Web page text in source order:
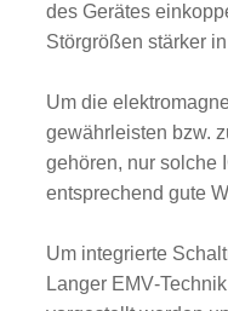
des Gerätes
Störgrößen stärker
Um die
gewährleisten bzw.
gehören, nur solche
entsprechend gute
Um integrierte
Langer